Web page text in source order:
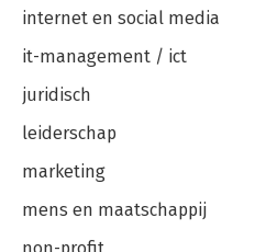
internet en social media
it-management / ict
juridisch
leiderschap
marketing
mens en maatschappij